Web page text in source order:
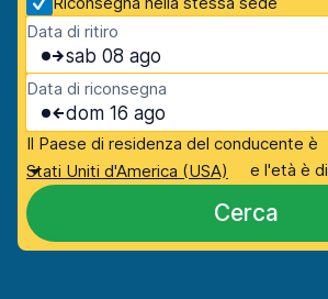
Data di ritiro
sab 08 ago
Data di riconsegna
dom 16 ago
Il Paese di residenza del conducente è
Stati Uniti d'America (USA)
e l'età è di
Cerca